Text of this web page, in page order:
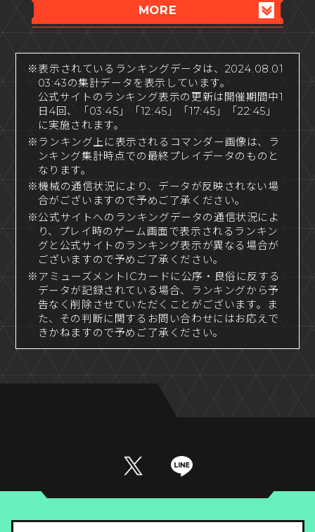
MORE
※表示されているランキングデータは、2024.08.01
03:43の集計データを表示しています。
公式サイトのランキング表示の更新は開催期間中1
日4回、「03:45」「12:45」「17:45」「22:45」
に実施されます。
※ランキング上に表示されるコマンダー画像は、ラ
ンキング集計時点での最終プレイデータのものと
なります。
※機械の通信状況により、データが反映されない場
合がございますので予めご了承ください。
※公式サイトへのランキングデータの通信状況によ
り、プレイ時のゲーム画面で表示されるランキン
グと公式サイトのランキング表示が異なる場合が
ございますので予めご了承ください。
※アミューズメントICカードに公序・良俗に反する
データが記録されている場合、ランキングから予
告なく削除させていただくことがございます。ま
た、その判断に関するお問い合わせにはお応えで
きかねますので予めご了承ください。